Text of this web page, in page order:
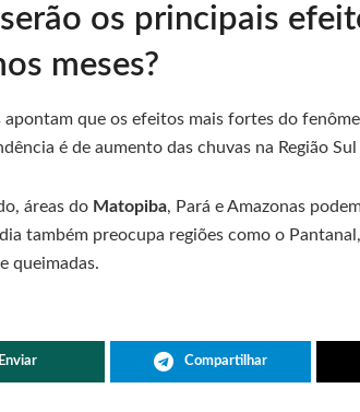
os principais
meses?
apontam que os efeitos mais fortes do
é de aumento das chuvas na Região
áreas do Matopiba, Pará e Amazonas
também preocupa regiões como o
queimadas.
Enviar Compartilhar